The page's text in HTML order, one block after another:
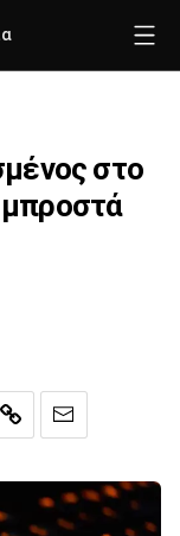
στο